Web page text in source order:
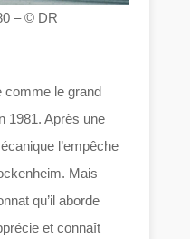
– © DR
comme le grand
1981. Après une
l’empêche
Mais
qu’il aborde
et connaît